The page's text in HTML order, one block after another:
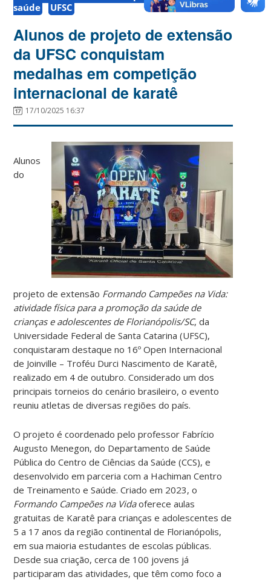
saúde
UFSC
Alunos de projeto de extensão
da UFSC conquistam
medalhas em competição
internacional de karatê
17/10/2025 16:37
Alunos
do
projeto de extensão Formando Campeões na Vida:
atividade física para a promoção da saúde de
crianças e adolescentes de Florianópolis/SC, da
Universidade Federal de Santa Catarina (UFSC),
conquistaram destaque no 16º Open Internacional
de Joinville – Troféu Durci Nascimento de Karatê,
realizado em 4 de outubro. Considerado um dos
principais torneios do cenário brasileiro, o evento
reuniu atletas de diversas regiões do país.
O projeto é coordenado pelo professor Fabrício
Augusto Menegon, do Departamento de Saúde
Pública do Centro de Ciências da Saúde (CCS), e
desenvolvido em parceria com a Hachiman Centro
de Treinamento e Saúde. Criado em 2023, o
Formando Campeões na Vidaoferece aulas
gratuitas de Karatê para crianças e adolescentes de
5 a 17 anos da região continental de Florianópolis,
em sua maioria estudantes de escolas públicas.
Desde sua criação, cerca de 100 jovens já
participaram das atividades, que têm como foco a